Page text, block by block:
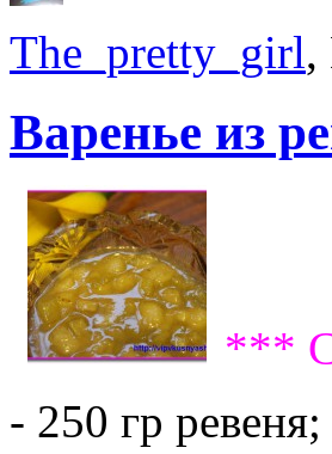
The_pretty_girl,
Варенье из
***
- 250 гр ревеня;